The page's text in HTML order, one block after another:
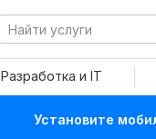
Разработка и IT
Установите